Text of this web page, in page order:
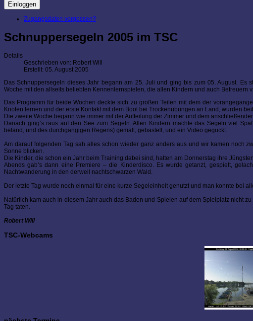
Einloggen
Zugangsdaten vergessen?
Schnuppersegeln 2005 im TSC
Details
Geschrieben von: Robert Will
Erstellt: 05. August 2005
Das Schnuppersegeln dieses Jahr begann am 25. Juli und ging bis zum 05. August.
Woche mit den allseits beliebten Kennenlernspielen, die allen Kindern und auch Betreuern
Das Programm für beide Wochen deckte sich zu großen Teilen mit dem der
Knoten lernen und der erste Kontakt mit dem Boot bei Trockenübungen an Land, wurden
Die zweite Woche begann wie immer mit der Aufteilung der Zimmer und dem
Danach ging’s raus auf den See zum Segeln. Allen Kindern machte das Segeln viel
befand, und des durchgängigen Regens) gemalt, gebastelt, und ein Video geguckt.
Am darauf folgenden Tag sah alles schon wieder ganz anders aus und wir kamen noch
Sonne blicken.
Die Kinder, die schon ein Jahr beim Training dabei sind, hatten am Donnerstag ihre
Abends gab’s dann eine Premiere – die Kinderdisco. Es wurde getanzt, gespielt,
Nachtwanderung in den derweil nachtschwarzen Wald.
Der letzte Tag wurde noch einmal für eine kurze Segeleinheit genutzt und man konnte bei
Natürlich kam auch in diesem Jahr auch das Baden und Spielen auf dem Spielplatz nicht
Tag taten.
Robert Will
TSC-Webcams